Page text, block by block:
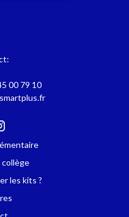
00 79 10
collège
les kits ?